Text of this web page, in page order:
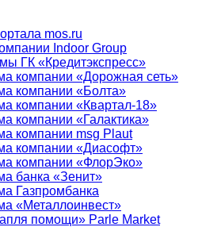
mos.ru
Indoor Group
ГК «Кредитэкспресс»
компании «Дорожная сеть»
компании «Болта»
компании «Квартал-18»
компании «Галактика»
компании msg Plaut
компании «Диасофт»
компании «ФлорЭко»
банка «Зенит»
Газпромбанка
«Металлоинвест»
помощи» Parle Market